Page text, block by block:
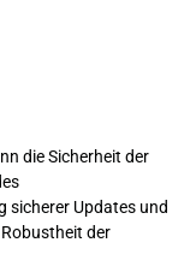
die Sicherheit der
sicherer Updates und
der